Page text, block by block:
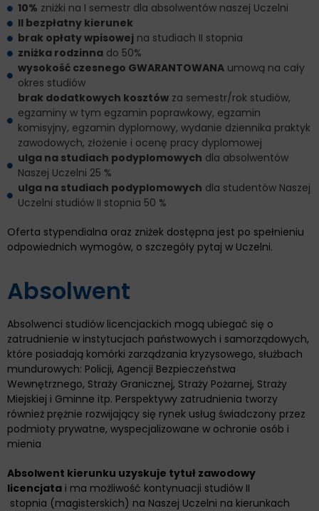
10% zniżki na I semestr dla absolwentów naszej Uczelni
II bezpłatny kierunek
brak opłaty wpisowej na studiach II stopnia
zniżka rodzinna do 50%
wysokość czesnego GWARANTOWANA umową na cały
okres studiów
brak dodatkowych kosztów za semestr/rok studiów,
egzaminy w tym egzamin poprawkowy, egzamin
komisyjny, egzamin dyplomowy, wydanie dziennika praktyk
zawodowych, złożenie i ocenę pracy dyplomowej
ulga na studiach podyplomowych dla absolwentów
Naszej Uczelni 25 %
ulga na studiach podyplomowych dla studentów Naszej
Uczelni studiów II stopnia 50 %
Oferta stypendialna oraz zniżek dostępna jest po spełnieniu
odpowiednich wymogów, o szczegóły pytaj w Uczelni.
Absolwent
Absolwenci studiów licencjackich mogą ubiegać się o
zatrudnienie w instytucjach państwowych i samorządowych,
które posiadają komórki zarządzania kryzysowego, służbach
mundurowych: Policji, Agencji Bezpieczeństwa
Wewnętrznego, Straży Granicznej, Straży Pożarnej, Straży
Miejskiej i Gminne itp. Perspektywy zatrudnienia tworzy
również prężnie rozwijający się rynek usług świadczony przez
podmioty prywatne, wyspecjalizowane w ochronie osób i
mienia
Absolwent kierunku uzyskuje tytuł zawodowy
licencjata i ma możliwość kontynuacji studiów II
stopnia (magisterskich) na Naszej Uczelni na kierunkach